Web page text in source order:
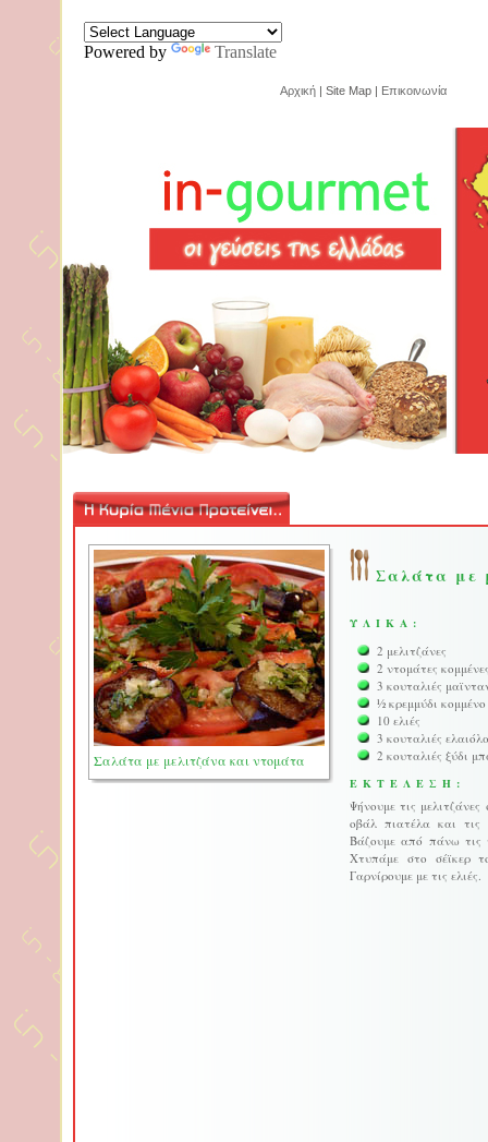
Powered by Translate
Αρχική | Site Map | Επικοινωνία
Σαλάτα με μελιτζάνα και ντομάτα
Σαλάτα με
ΥΛΙΚΑ:
2 μελιτζάνες
2 ντομάτες
3 κουταλιές
½ κρεμμύδι
10 ελιές
3 κουταλιές
2 κουταλιές ξύδι
ΕΚΤΕΛΕΣΗ:
Ψήνουμε τις
οβάλ πιατέλα και
Βάζουμε από πάνω τις
Χτυπάμε στο σέϊκερ
Γαρνίρουμε με τις ελιές.